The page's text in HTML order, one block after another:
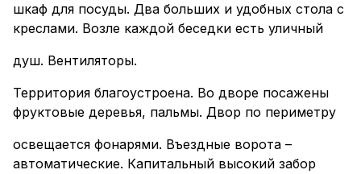
шкаф для посуды. Два больших и удобных стола с
креслами. Возле каждой беседки есть уличный
душ. Вентиляторы.
Территория благоустроена. Во дворе посажены
фруктовые деревья, пальмы. Двор по периметру
освещается фонарями. Въездные ворота –
автоматические. Капитальный высокий забор